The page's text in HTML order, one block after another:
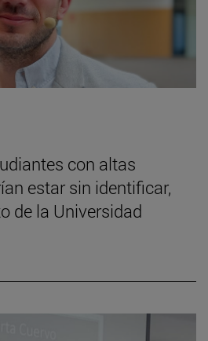
con altas
estar sin identificar,
de la Universidad